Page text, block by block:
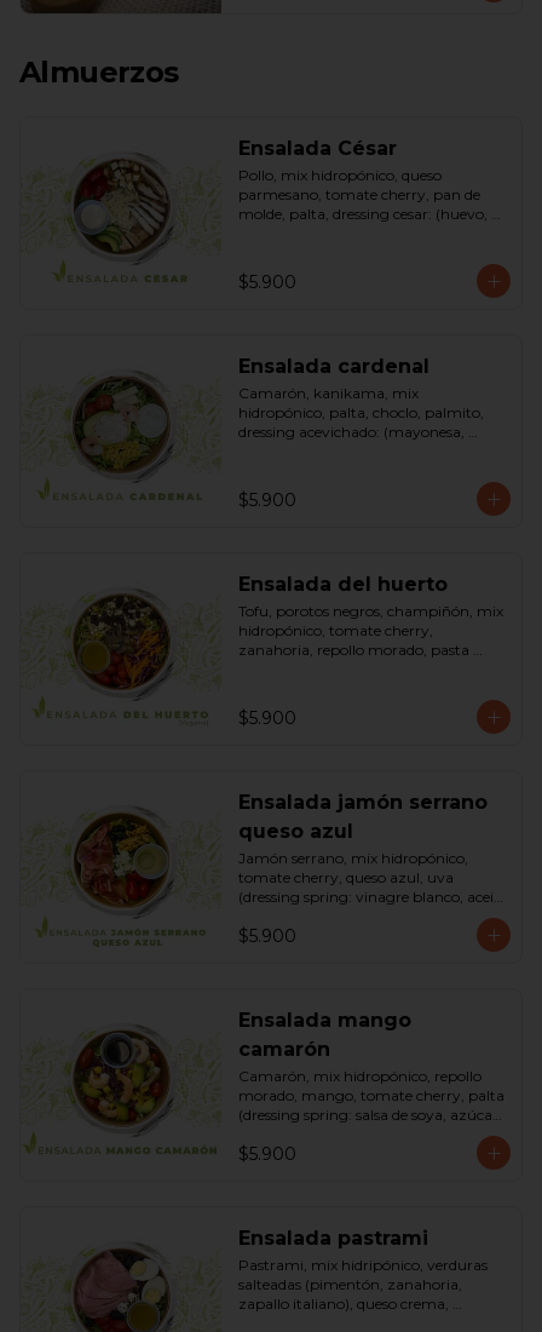
Almuerzos
Ensalada César
Pollo, mix hidropónico, queso
parmesano, tomate cherry, pan de
molde, palta, dressing cesar: (huevo,
$5.900
Ensalada cardenal
Camarón, kanikama, mix
hidropónico, palta, choclo, palmito,
dressing acevichado: (mayonesa,
$5.900
Ensalada del huerto
Tofu, porotos negros, champiñón, mix
hidropónico, tomate cherry,
zanahoria, repollo morado, pasta
dressing: vinagreta, mostaza (vinagre
blanco, mostaza, azúcar). Bowl.
$5.900
Ensalada jamón serrano
queso azul
Jamón serrano, mix hidropónico,
tomate cherry, queso azul, uva
(dressing spring: vinagre blanco, aceite
$5.900
Ensalada mango
camarón
Camarón, mix hidropónico, repollo
morado, mango, tomate cherry, palta
(dressing spring: salsa de soya, azúcar,
$5.900
Ensalada pastrami
Pastrami, mix hidripónico, verduras
salteadas (pimentón, zanahoria,
zapallo italiano), queso crema,